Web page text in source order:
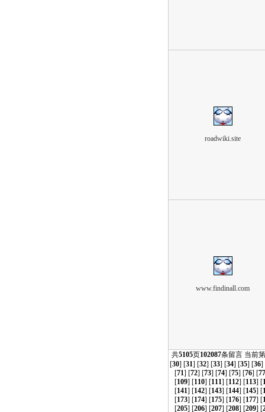
roadwiki.site
www.findinall.com
共5105页102087条留言 当前第
[30] [31] [32] [33] [34] [35] [36]
[71] [72] [73] [74] [75] [76] [77
[109] [110] [111] [112] [113] [
[141] [142] [143] [144] [145] [
[173] [174] [175] [176] [177] [
[205] [206] [207] [208] [209] [